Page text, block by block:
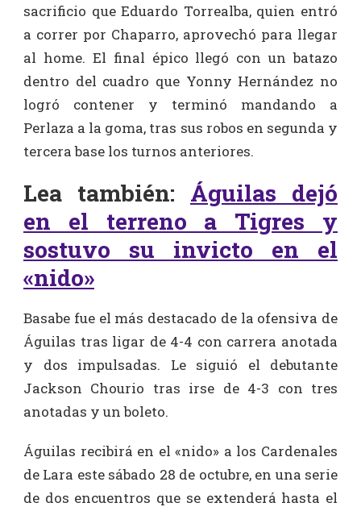
sacrificio que Eduardo Torrealba, quien entró
a correr por Chaparro, aprovechó para llegar
al home. El final épico llegó con un batazo
dentro del cuadro que Yonny Hernández no
logró contener y terminó mandando a
Perlaza a la goma, tras sus robos en segunda y
tercera base los turnos anteriores.
Lea también: Águilas dejó
en el terreno a Tigres y
sostuvo su invicto en el
«nido»
Basabe fue el más destacado de la ofensiva de
Águilas tras ligar de 4-4 con carrera anotada
y dos impulsadas. Le siguió el debutante
Jackson Chourio tras irse de 4-3 con tres
anotadas y un boleto.
Águilas recibirá en el «nido» a los Cardenales
de Lara este sábado 28 de octubre, en una serie
de dos encuentros que se extenderá hasta el